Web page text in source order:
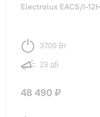
Electrolux EACS/I-
3700 Вт
23 дБ
48 490 ₽